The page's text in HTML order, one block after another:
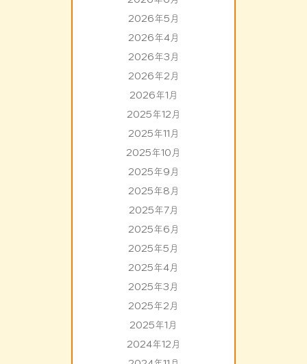
2026年5月
2026年4月
2026年3月
2026年2月
2026年1月
2025年12月
2025年11月
2025年10月
2025年9月
2025年8月
2025年7月
2025年6月
2025年5月
2025年4月
2025年3月
2025年2月
2025年1月
2024年12月